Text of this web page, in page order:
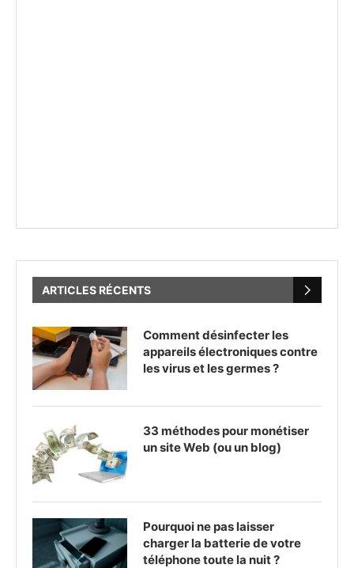
ARTICLES RÉCENTS
Comment désinfecter les
appareils électroniques contre
les virus et les germes ?
33 méthodes pour monétiser
un site Web (ou un blog)
Pourquoi ne pas laisser
charger la batterie de votre
téléphone toute la nuit ?